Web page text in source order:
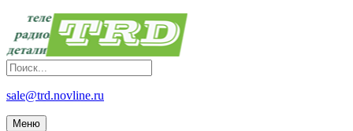
sale@trd.novline.ru
Меню